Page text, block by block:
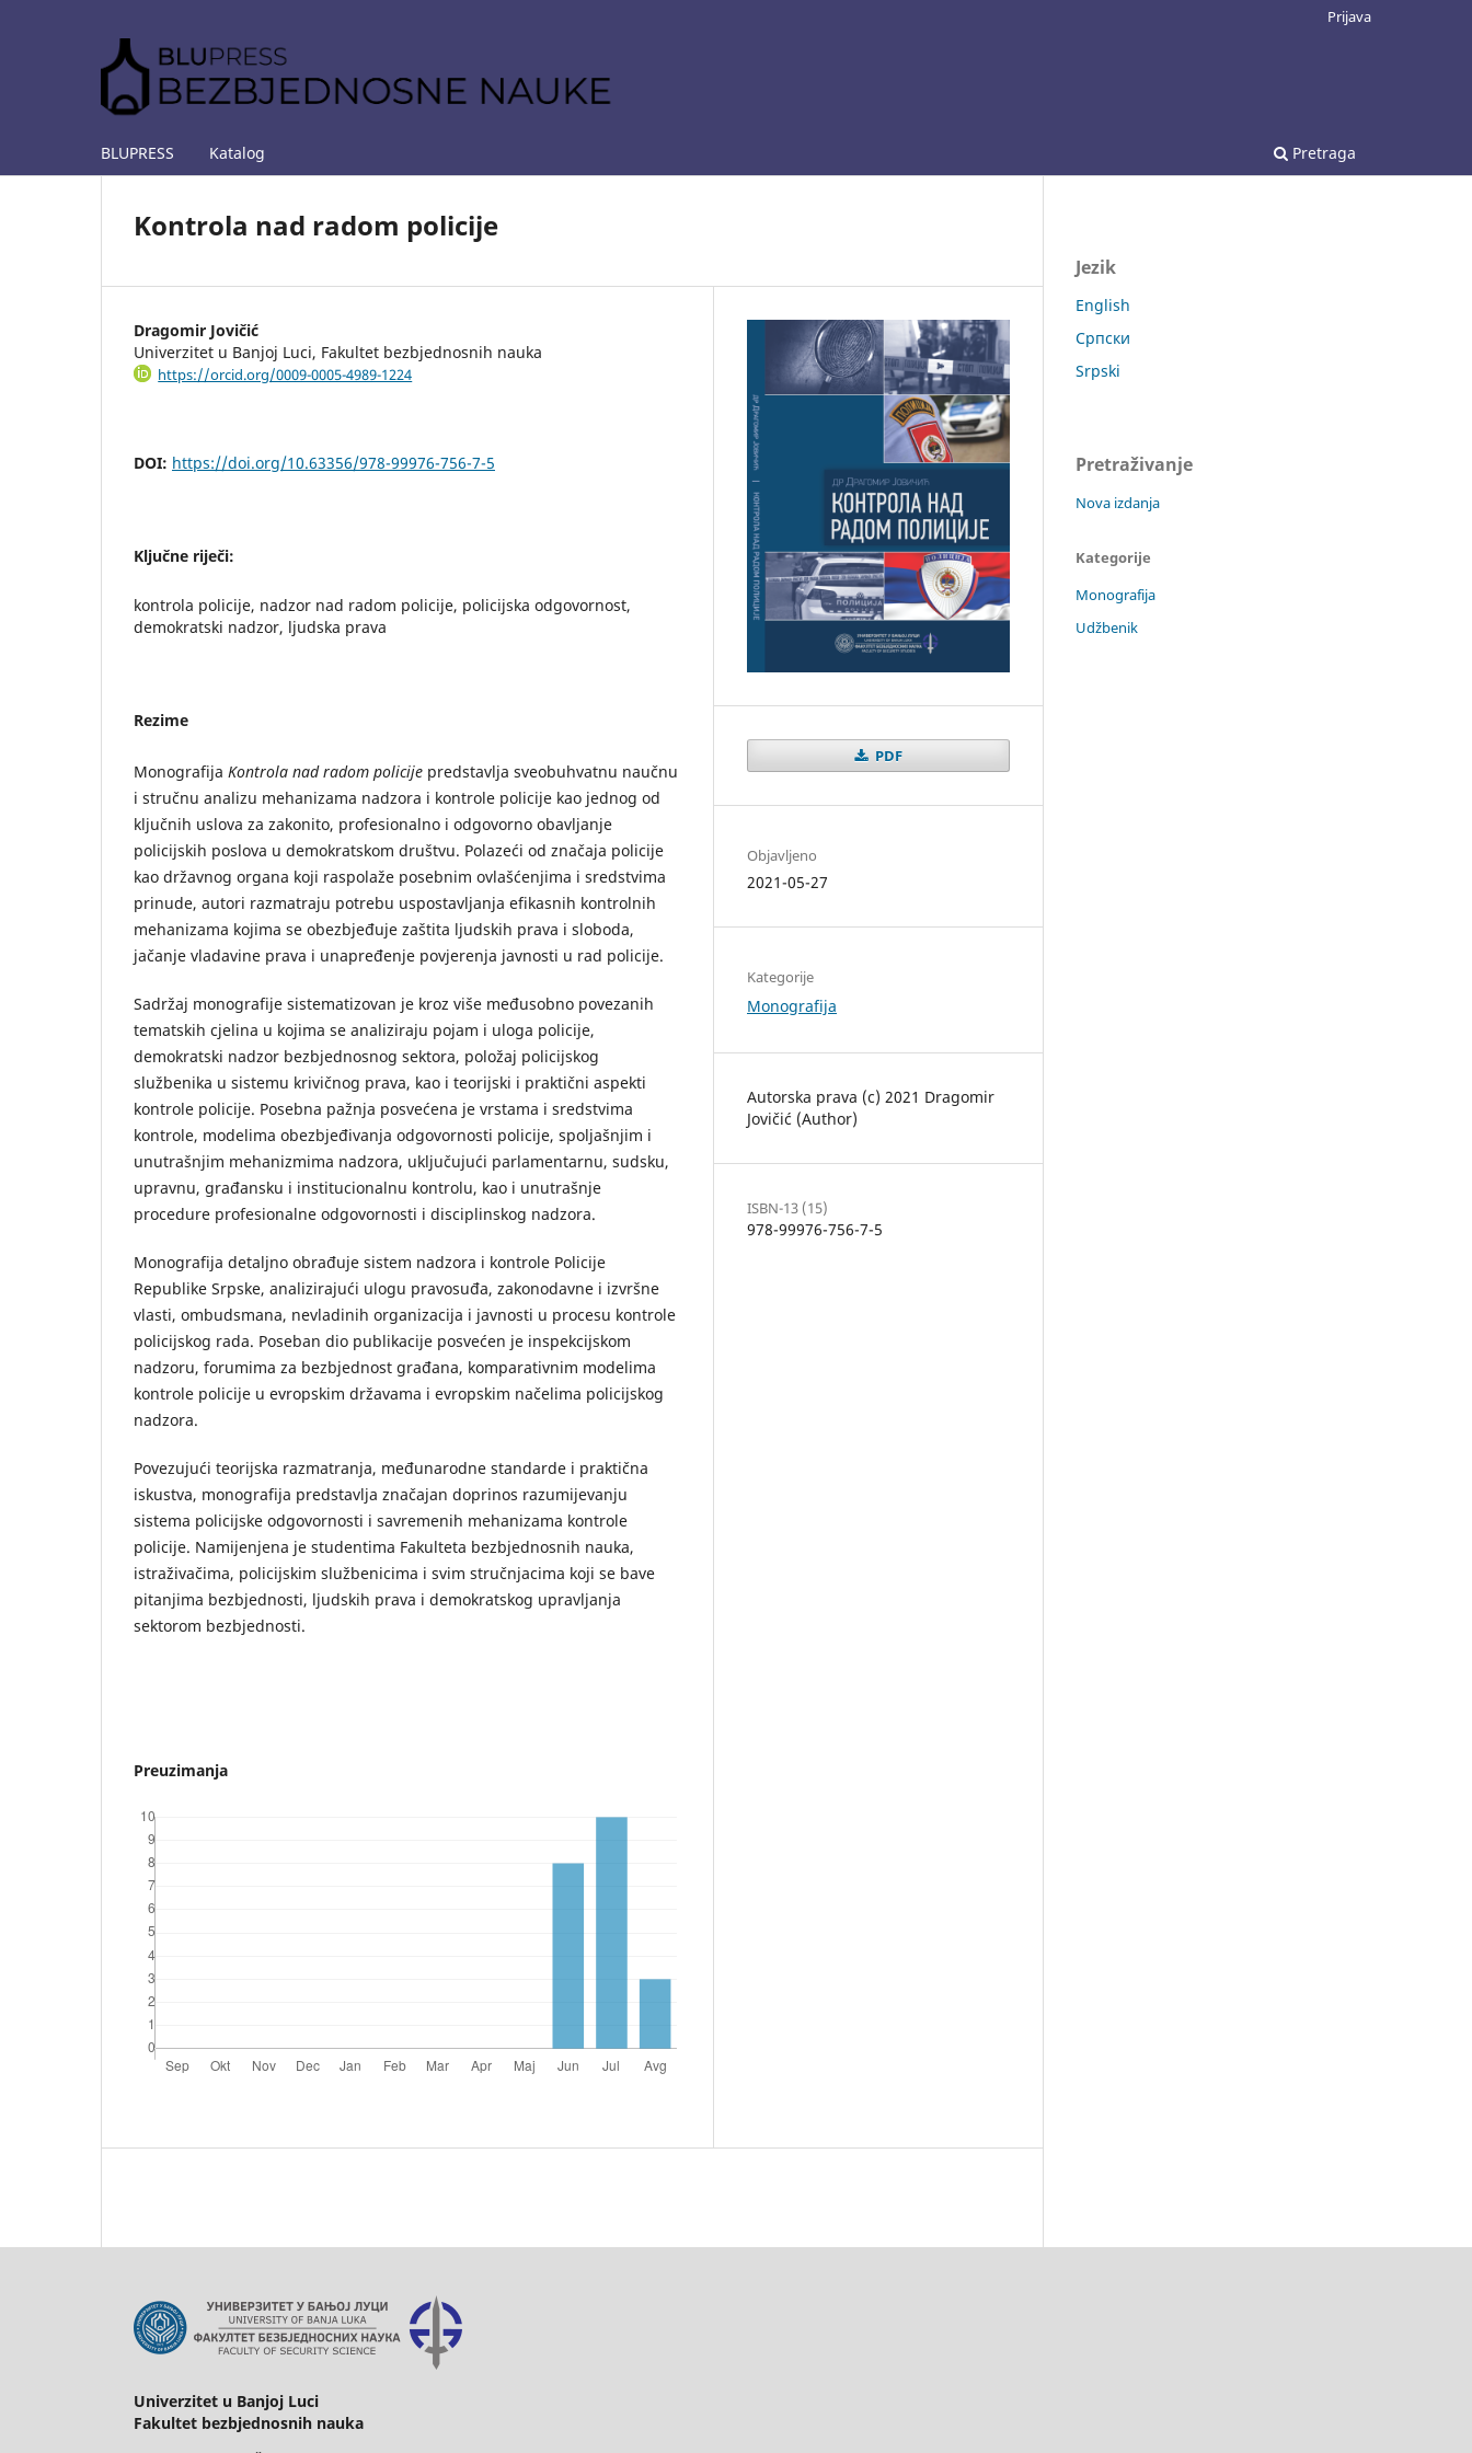
BLUPRESS Katalog Pretraga
Prijava
Kontrola nad radom policije
Dragomir Jovičić
Univerzitet u Banjoj Luci, Fakultet bezbjednosnih nauka
https://orcid.org/0009-0005-4989-1224
DOI: https://doi.org/10.63356/978-99976-756-7-5
Ključne riječi:
kontrola policije, nadzor nad radom policije, policijska odgovornost,
demokratski nadzor, ljudska prava
Rezime
Monografija Kontrola nad radom policije predstavlja sveobuhvatnu naučnu
i stručnu analizu mehanizama nadzora i kontrole policije kao jednog od
ključnih uslova za zakonito, profesionalno i odgovorno obavljanje
policijskih poslova u demokratskom društvu. Polazeći od značaja policije
kao državnog organa koji raspolaže posebnim ovlašćenjima i sredstvima
prinude, autori razmatraju potrebu uspostavljanja efikasnih kontrolnih
mehanizama kojima se obezbjeđuje zaštita ljudskih prava i sloboda,
jačanje vladavine prava i unapređenje povjerenja javnosti u rad policije.
Sadržaj monografije sistematizovan je kroz više međusobno povezanih
tematskih cjelina u kojima se analiziraju pojam i uloga policije,
demokratski nadzor bezbjednosnog sektora, položaj policijskog
službenika u sistemu krivičnog prava, kao i teorijski i praktični aspekti
kontrole policije. Posebna pažnja posvećena je vrstama i sredstvima
kontrole, modelima obezbjeđivanja odgovornosti policije, spoljašnjim i
unutrašnjim mehanizmima nadzora, uključujući parlamentarnu, sudsku,
upravnu, građansku i institucionalnu kontrolu, kao i unutrašnje
procedure profesionalne odgovornosti i disciplinskog nadzora.
Monografija detaljno obrađuje sistem nadzora i kontrole Policije
Republike Srpske, analizirajući ulogu pravosuđa, zakonodavne i izvršne
vlasti, ombudsmana, nevladinih organizacija i javnosti u procesu kontrole
policijskog rada. Poseban dio publikacije posvećen je inspekcijskom
nadzoru, forumima za bezbjednost građana, komparativnim modelima
kontrole policije u evropskim državama i evropskim načelima policijskog
nadzora.
Povezujući teorijska razmatranja, međunarodne standarde i praktična
iskustva, monografija predstavlja značajan doprinos razumijevanju
sistema policijske odgovornosti i savremenih mehanizama kontrole
policije. Namijenjena je studentima Fakulteta bezbjednosnih nauka,
istraživačima, policijskim službenicima i svim stručnjacima koji se bave
pitanjima bezbjednosti, ljudskih prava i demokratskog upravljanja
sektorom bezbjednosti.
Preuzimanja
PDF
Objavljeno
2021-05-27
Kategorije
Monografija
Autorska prava (c) 2021 Dragomir
Jovičić (Author)
ISBN-13 (15)
978-99976-756-7-5
Jezik
English
Српски
Srpski
Pretraživanje
Nova izdanja
Kategorije
Monografija
Udžbenik
Univerzitet u Banjoj Luci
Fakultet bezbjednosnih nauka